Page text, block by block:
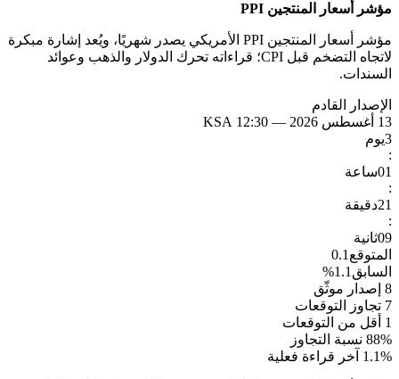
مؤشر أسعار المنتجين PPI
مؤشر أسعار المنتجين PPI الأمريكي يصدر شهريًا، ويُعد إشارة مبكرة
لاتجاه التضخم قبل CPI؛ قراءاته تحرك الدولار والذهب وعوائد
السندات.
الإصدار القادم
13 أغسطس 2026 — 12:30 KSA
3يوم
:
01ساعة
:
21دقيقة
:
08ثانية
المتوقع 0.1
السابق 1.1%
8 إصدار موثّق
7 تجاوز التوقعات
1 أقل من التوقعات
88% نسبة التجاوز
1.1% آخر قراءة فعلية